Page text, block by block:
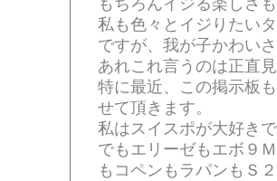
もちろんイジる楽しさ
私も色々とイジりたい
ですが、我が子かわい
あれこれ言うのは正直
特に最近、この掲示板
せて頂きます。
私はスイスポが大好き
でもエリーゼもエボ９
もコペンもラパンもＳ